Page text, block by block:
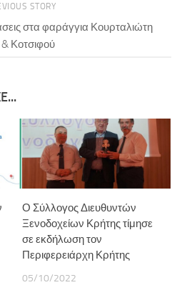
STORY
στα φαράγγια Κουρταλιώτη
& Κοτσιφού
Ο Σύλλογος Διευθυντών
Ξενοδοχείων Κρήτης τίμησε
σε εκδήλωση τον
Περιφερειάρχη Κρήτης
05/10/2022